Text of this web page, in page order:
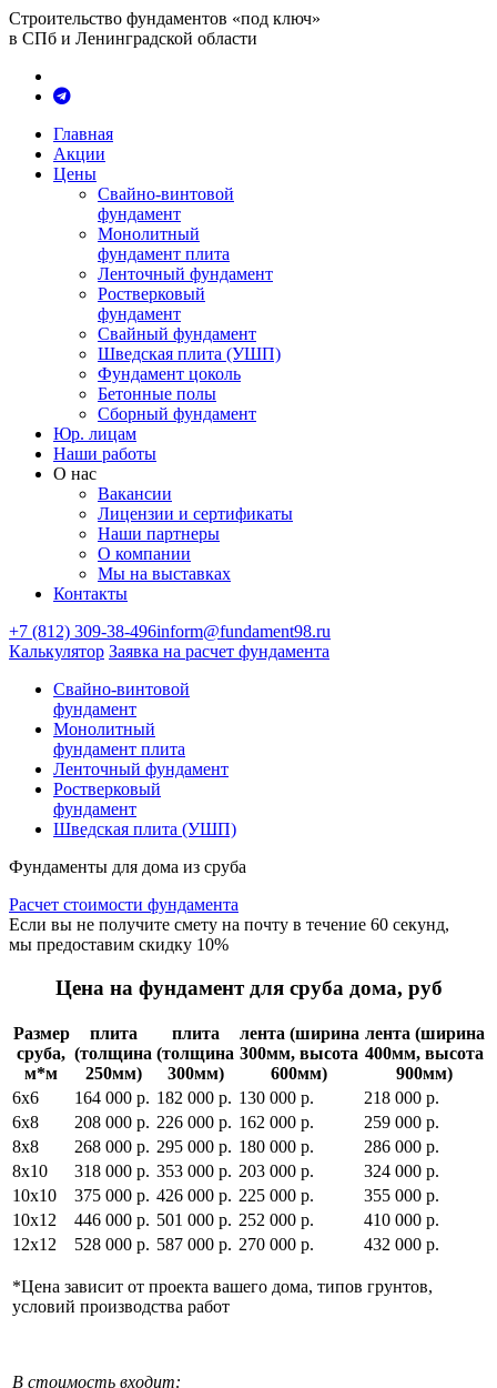
Строительство фундаментов «под ключ»
в СПб и Ленинградской области
Главная
Акции
Цены
Свайно-винтовой
фундамент
Монолитный
фундамент плита
Ленточный фундамент
Ростверковый
фундамент
Свайный фундамент
Шведская плита (УШП)
Фундамент цоколь
Бетонные полы
Сборный фундамент
Юр. лицам
Наши работы
О нас
Вакансии
Лицензии и сертификаты
Наши партнеры
О компании
Мы на выставках
Контакты
+7 (812) 309-38-496inform@fundament98.ru
Калькулятор Заявка на расчет фундамента
Свайно-винтовой
фундамент
Монолитный
фундамент плита
Ленточный фундамент
Ростверковый
фундамент
Шведская плита (УШП)
Фундаменты для дома из сруба
Расчет стоимости фундамента
Если вы не получите смету на почту в течение 60 секунд,
мы предоставим скидку 10%
Цена на фундамент для сруба дома, руб
Размер
сруба,
м*м
плита
(толщина
250мм)
плита
(толщина
300мм)
лента (ширина
300мм, высота
600мм)
лента (ширина
400мм, высота
900мм)
6х6
164 000 р. 182 000 р. 130 000 р.
218 000 р.
6х8
208 000 р. 226 000 р. 162 000 р.
259 000 р.
8х8
268 000 р. 295 000 р. 180 000 р.
286 000 р.
8х10
318 000 р. 353 000 р. 203 000 р.
324 000 р.
10х10
375 000 р. 426 000 р. 225 000 р.
355 000 р.
10х12
446 000 р. 501 000 р. 252 000 р.
410 000 р.
12х12
528 000 р. 587 000 р. 270 000 р. 432 000 р.
*Цена зависит от проекта вашего дома, типов грунтов,
условий производства работ
В стоимость входит: